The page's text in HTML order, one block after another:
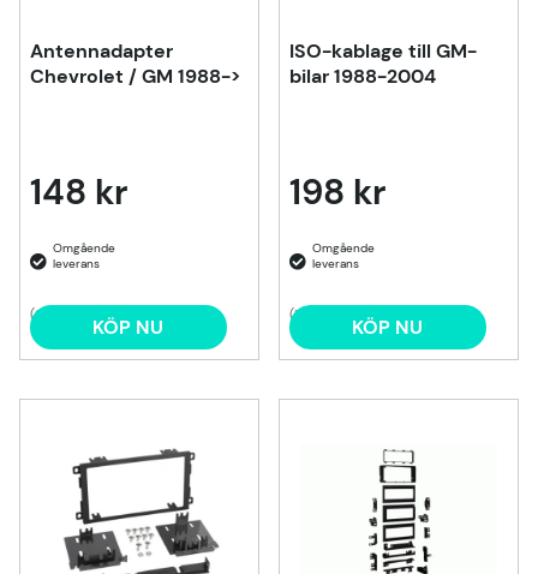
Antennadapter
Chevrolet / GM 1988->
148 kr
(2) KÖP NU
ISO-kablage till GM-
bilar 1988-2004
198 kr
(1) KÖP NU